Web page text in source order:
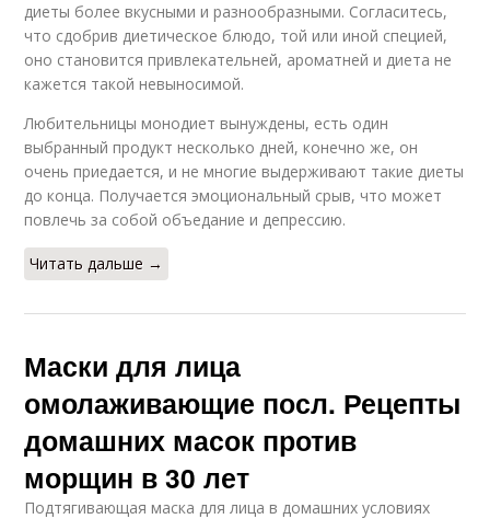
диеты более вкусными и разнообразными. Согласитесь,
что сдобрив диетическое блюдо, той или иной специей,
оно становится привлекательней, ароматней и диета не
кажется такой невыносимой.
Любительницы монодиет вынуждены, есть один
выбранный продукт несколько дней, конечно же, он
очень приедается, и не многие выдерживают такие диеты
до конца. Получается эмоциональный срыв, что может
повлечь за собой объедание и депрессию.
Читать дальше →
Маски для лица
омолаживающие посл. Рецепты
домашних масок против
морщин в 30 лет
Подтягивающая маска для лица в домашних условиях